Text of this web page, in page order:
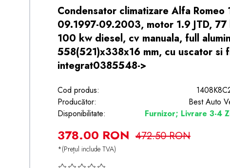
Condensator climatizare Alfa
09.1997-09.2003, motor 1.9 JTD,
100 kw diesel, cv manuala, full
558(521)x338x16 mm, cu uscator si
integrat0385548->
Cod produs:
Producător:
Best Auto
Disponibilitate:
Furnizor; Livrare 3-4
378.00 RON 472.50 RON
*(Prețul include TVA)